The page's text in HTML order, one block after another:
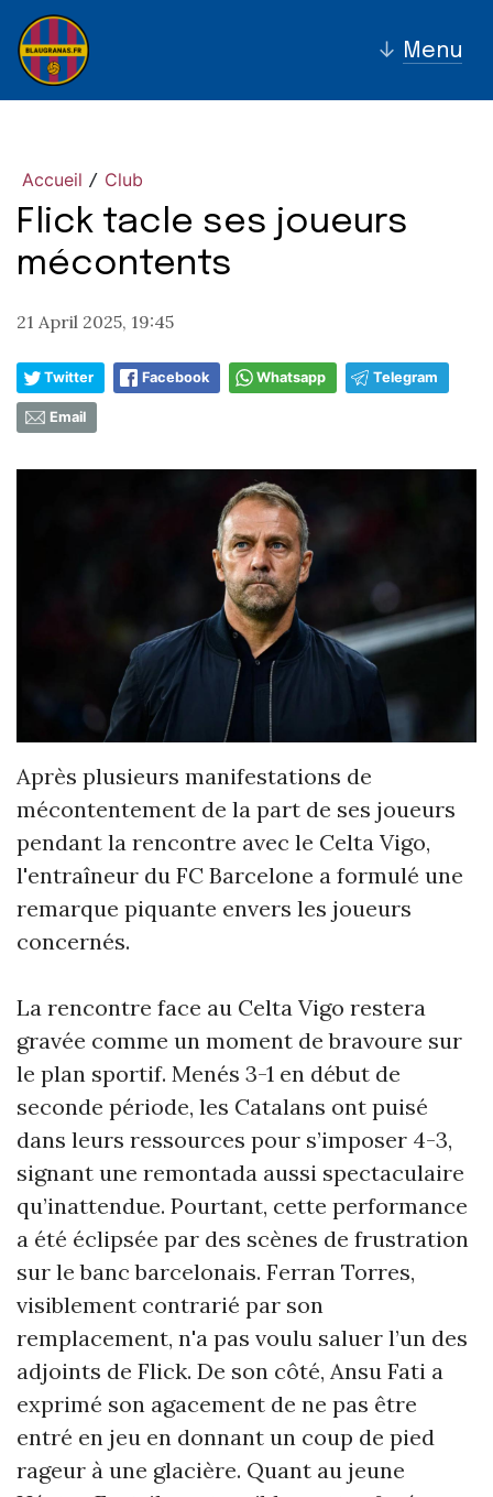
↓ Menu
Accueil / Club
Flick tacle ses joueurs
mécontents
21 April 2025, 19:45
Twitter Facebook Whatsapp Telegram
Email
Après plusieurs manifestations de
mécontentement de la part de ses joueurs
pendant la rencontre avec le Celta Vigo,
l'entraîneur du FC Barcelone a formulé une
remarque piquante envers les joueurs
concernés.
La rencontre face au Celta Vigo restera
gravée comme un moment de bravoure sur
le plan sportif. Menés 3-1 en début de
seconde période, les Catalans ont puisé
dans leurs ressources pour s’imposer 4-3,
signant une remontada aussi spectaculaire
qu’inattendue. Pourtant, cette performance
a été éclipsée par des scènes de frustration
sur le banc barcelonais. Ferran Torres,
visiblement contrarié par son
remplacement, n'a pas voulu saluer l’un des
adjoints de Flick. De son côté, Ansu Fati a
exprimé son agacement de ne pas être
entré en jeu en donnant un coup de pied
rageur à une glacière. Quant au jeune